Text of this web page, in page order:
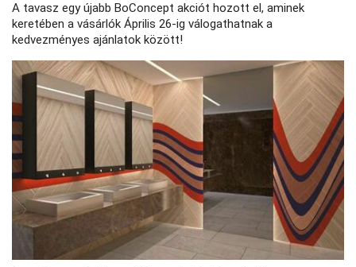
A tavasz egy újabb BoConcept akciót hozott el, aminek
keretében a vásárlók Április 26-ig válogathatnak a
kedvezményes ajánlatok között!